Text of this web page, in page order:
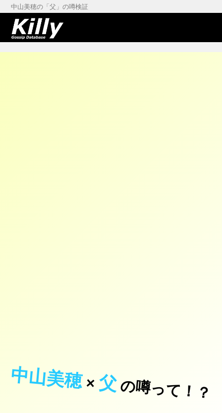
中山美穂の「父」の噂検証
中山美穂×父の噂って！？